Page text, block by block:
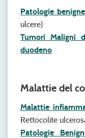
Patologie benigne
ulcere)
Tumori Maligni
duodeno
Malattie del
Malattie
Rettocolite
Patologie